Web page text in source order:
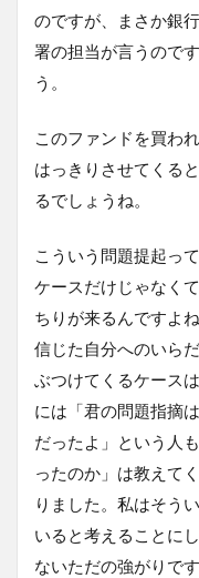
のですが、まさか銀
署の担当が言うので
う。
このファンドを買わ
はっきりさせてくる
るでしょうね。
こういう問題提起っ
ケースだけじゃなく
ちりが来るんですよ
信じた自分へのいら
ぶつけてくるケース
には「君の問題指摘
だったよ」という人
ったのか」は教えて
りました。私はそう
いると考えることに
ないただの強がりです